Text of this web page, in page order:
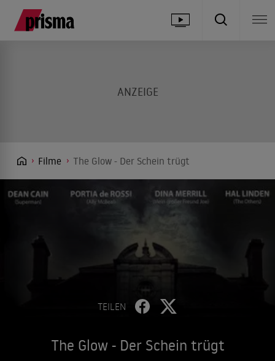
Filme The Glow - Der Schein trügt
TEILEN
The Glow - Der Schein trügt